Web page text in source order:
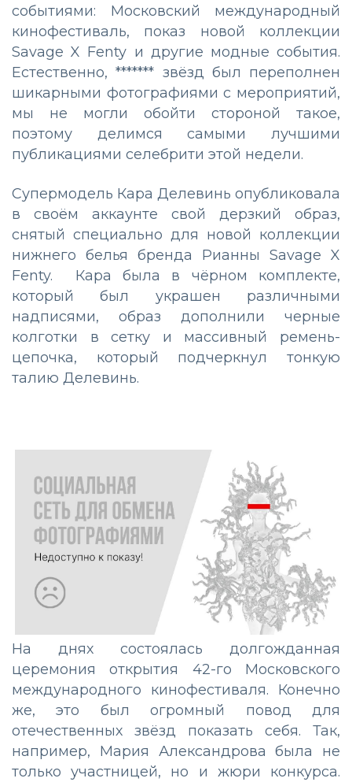
событиями: Московский международный
кинофестиваль, показ новой коллекции
Savage X Fenty и другие модные события.
Естественно, ******* звёзд был переполнен
шикарными фотографиями с мероприятий,
мы не могли обойти стороной такое,
поэтому делимся самыми лучшими
публикациями селебрити этой недели.
Супермодель Кара Делевинь опубликовала
в своём аккаунте свой дерзкий образ,
снятый специально для новой коллекции
нижнего белья бренда Рианны Savage X
Fenty. Кара была в чёрном комплекте,
который был украшен различными
надписями, образ дополнили черные
колготки в сетку и массивный ремень-
цепочка, который подчеркнул тонкую
талию Делевинь.
На днях состоялась долгожданная
церемония открытия 42-го Московского
международного кинофестиваля. Конечно
же, это был огромный повод для
отечественных звёзд показать себя. Так,
например, Мария Александрова была не
только участницей, но и жюри конкурса.